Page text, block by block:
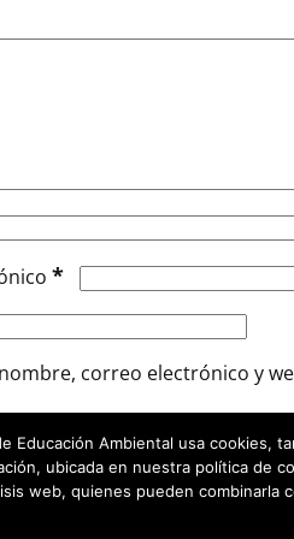
*
correo electrónico y
Educación Ambiental usa
ubicada en nuestra política de
web, quienes pueden